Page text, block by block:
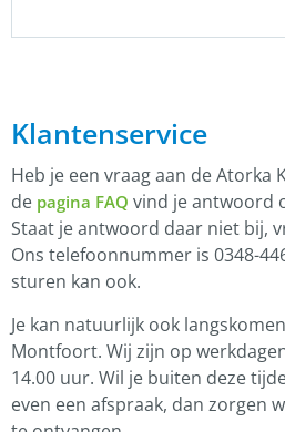
Klantenservice
Heb je een vraag aan de Atorka
de pagina FAQ vind je antwoord
Staat je antwoord daar niet bij,
Ons telefoonnummer is 0348-
sturen kan ook.
Je kan natuurlijk ook
Montfoort. Wij zijn op
14.00 uur. Wil je buiten deze
even een afspraak, dan zorgen